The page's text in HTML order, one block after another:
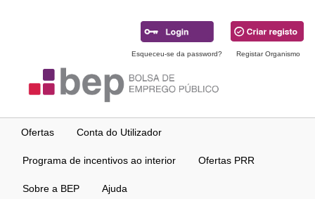
Esqueceu-se da password? Registar Organismo
Ofertas Conta do Utilizador
Programa de incentivos ao interior Ofertas PRR
Sobre a BEP Ajuda